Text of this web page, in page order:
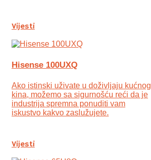
Vijesti
Hisense 100UXQ
Ako istinski uživate u doživljaju kućnog
kina, možemo sa sigurnošću reći da je
industrija spremna ponuditi vam
iskustvo kakvo zaslužujete.
Vijesti